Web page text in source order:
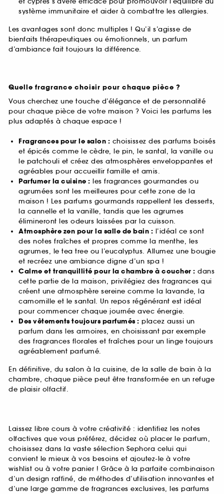
système immunitaire et aider à combattre les allergies.
Les avantages sont donc multiples ! Qu’il s’agisse de
bienfaits thérapeutiques ou émotionnels, un parfum
d’ambiance fait toujours la différence.
Quelle fragrance choisir pour chaque pièce ?
Vous cherchez une touche d’élégance et de personnalité
pour chaque pièce de votre maison ? Voici les parfums les
plus adaptés à chaque espace !
Fragrances pour le salon : choisissez des parfums boisés
et épicés comme le cèdre, le pin, le santal, la vanille ou
le patchouli et créez des atmosphères enveloppantes et
agréables pour accueillir famille et amis.
Parfumer la cuisine : les fragrances gourmandes ou
agrumées sont les meilleures pour cette zone de la
maison ! Les parfums gourmands rappellent les desserts,
la cannelle et la vanille, tandis que les agrumes
élimineront les odeurs laissées par la cuisson.
Atmosphère zen pour la salle de bain : l’idéal ce sont
des notes fraîches et propres comme la menthe, les
agrumes, le tea tree ou l’eucalyptus. Allumez une bougie
et recréez une ambiance digne d’un spa !
Calme et tranquillité pour la chambre à coucher : dans
cette partie de la maison, privilégiez des fragrances qui
créent une atmosphère sereine comme la lavande, la
camomille et le santal. Un repos régénérant est idéal
pour commencer chaque journée avec énergie.
Des vêtements toujours parfumés : placez aussi un
parfum dans les armoires, en choisissant par exemple
des fragrances florales et fraîches pour un linge toujours
agréablement parfumé.
En définitive, du salon à la cuisine, de la salle de bain à la
chambre, chaque pièce peut être transformée en un refuge
de plaisir olfactif.
Laissez libre cours à votre créativité : identifiez les notes
olfactives que vous préférez, décidez où placer le parfum,
choisissez dans la vaste sélection Sephora celui qui
convient le mieux à vos besoins et ajoutez-le à votre
wishlist ou à votre panier ! Grâce à la parfaite combinaison
d’un design raffiné, de méthodes d’utilisation innovantes et
d’une large gamme de fragrances exclusives, les parfums